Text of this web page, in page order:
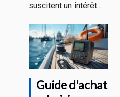
suscitent un intérêt...
Guide d'achat